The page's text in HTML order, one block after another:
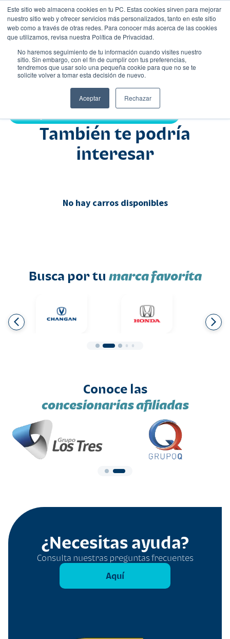
Este sitio web almacena cookies en tu PC. Estas cookies sirven para mejorar
nuestro sitio web y ofrecer servicios más personalizados, tanto en este sitio
web como a través de otras redes. Para conocer más acerca de las cookies
que utilizamos, revisa nuestra Política de Privacidad.
No haremos seguimiento de tu información cuando visites nuestro
sitio. Sin embargo, con el fin de cumplir con tus preferencias,
tendremos que usar solo una pequeña cookie para que no se te
solicite volver a tomar esta decisión de nuevo.
Aceptar Rechazar
Nombre
También te podría
interesar
No hay carros disponibles
Busca por tu marca favorita
Conoce las
concesionarias afiliadas
¿Necesitas ayuda?
Consulta nuestras preguntas frecuentes
Aquí